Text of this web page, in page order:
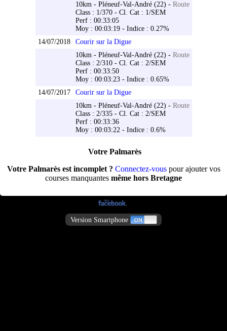
10km - Pléneuf-Val-André (22) - Route
Class : 1/370 - Cl. Cat : 1/SEM
Perf : 00:33:05
Moy : 00:03:19 - Indice : 0.27%
14/07/2018
Courir sur la Digue
10km - Pléneuf-Val-André (22) - Route
Class : 2/310 - Cl. Cat : 2/SEM
Perf : 00:33:50
Moy : 00:03:23 - Indice : 0.65%
14/07/2017
Courir sur la Digue
10km - Pléneuf-Val-André (22) - Route
Class : 2/335 - Cl. Cat : 2/SEM
Perf : 00:33:36
Moy : 00:03:22 - Indice : 0.6%
Votre Palmarès
Votre Palmarès est incomplet ? Connectez-vouspour ajouter vos
courses manquantes même hors Bretagne
Version Smartphone